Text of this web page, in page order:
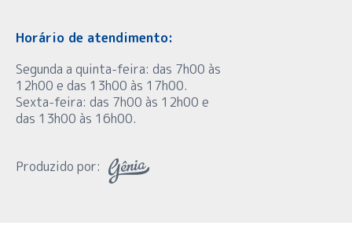
Horário de atendimento:
Segunda a quinta-feira: das 7h00 às
12h00 e das 13h00 às 17h00.
Sexta-feira: das 7h00 às 12h00 e
das 13h00 às 16h00.
Produzido por: